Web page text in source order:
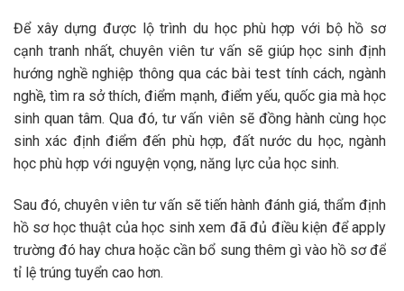
Để xây dựng được lộ trình du học phù hợp với bộ hồ sơ
cạnh tranh nhất, chuyên viên tư vấn sẽ giúp học sinh định
hướng nghề nghiệp thông qua các bài test tính cách, ngành
nghề, tìm ra sở thích, điểm mạnh, điểm yếu, quốc gia mà học
sinh quan tâm. Qua đó, tư vấn viên sẽ đồng hành cùng học
sinh xác định điểm đến phù hợp, đất nước du học, ngành
học phù hợp với nguyện vọng, năng lực của học sinh.
Sau đó, chuyên viên tư vấn sẽ tiến hành đánh giá, thẩm định
hồ sơ học thuật của học sinh xem đã đủ điều kiện để apply
trường đó hay chưa hoặc cần bổ sung thêm gì vào hồ sơ để
tỉ lệ trúng tuyển cao hơn.